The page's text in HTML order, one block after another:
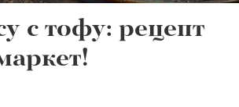
с тофу: рецепт